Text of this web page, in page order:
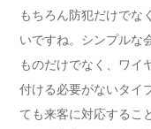
もちろん防犯だけでな
いですね。シンプルな
ものだけでなく、ワイ
付ける必要がないタイ
ても来客に対応するこ